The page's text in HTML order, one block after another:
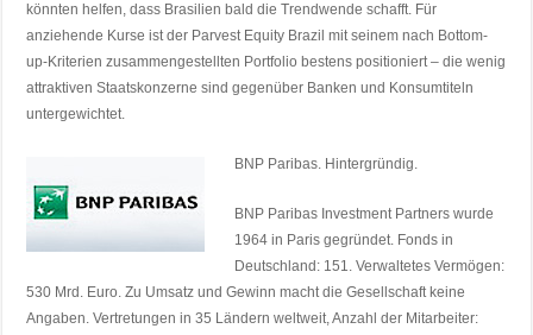
könnten helfen, dass Brasilien bald die Trendwende schafft. Für
anziehende Kurse ist der Parvest Equity Brazil mit seinem nach Bottom-
up-Kriterien zusammengestellten Portfolio bestens positioniert – die wenig
attraktiven Staatskonzerne sind gegenüber Banken und Konsumtiteln
untergewichtet.
BNP Paribas. Hintergründig.
BNP Paribas Investment Partners wurde
1964 in Paris gegründet. Fonds in
Deutschland: 151. Verwaltetes Vermögen:
530 Mrd. Euro. Zu Umsatz und Gewinn macht die Gesellschaft keine
Angaben. Vertretungen in 35 Ländern weltweit, Anzahl der Mitarbeiter: